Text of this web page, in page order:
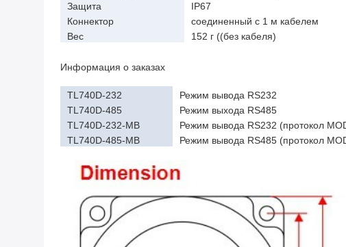
Защита
IP67
Коннектор
соединенный с 1 м кабелем
Вес
152 г ((без кабеля)
Информация о заказах
TL740D-232
Режим вывода RS232
TL740D-485
Режим выхода RS485
TL740D-232-MB
Режим вывода RS232 (протокол
TL740D-485-MB
Режим вывода RS485 (протокол